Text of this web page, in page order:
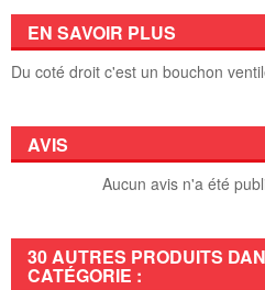
EN SAVOIR PLUS
Du coté droit c'est un bouchon
AVIS
Aucun avis n'a été
30 AUTRES PRODUITS
CATÉGORIE :